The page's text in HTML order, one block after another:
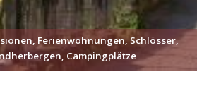
Ferienwohnungen, Schlösser,
Campingplätze